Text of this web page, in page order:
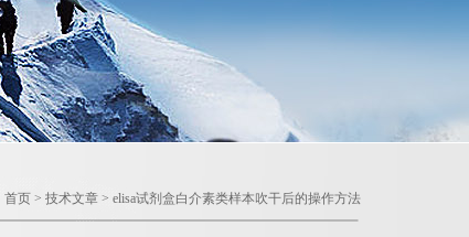
首页 > 技术文章 > elisa试剂盒白介素类样本吹干后的操作方法